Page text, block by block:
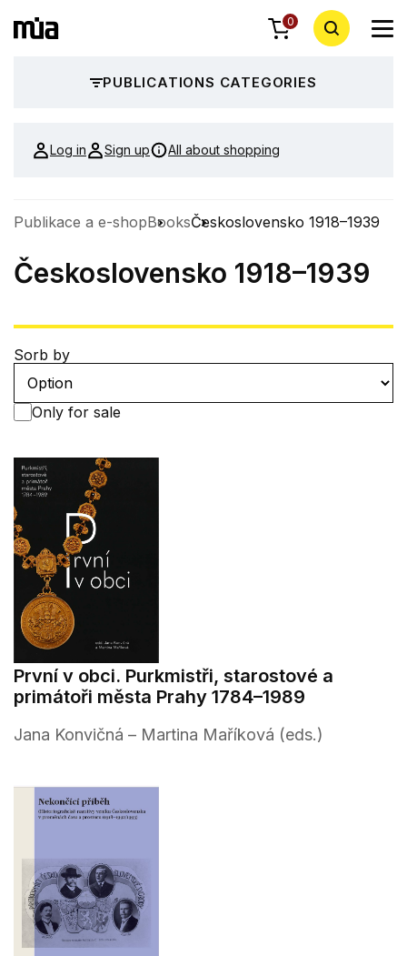
0
PUBLICATIONS CATEGORIES
Log in Sign up All about shopping
Publikace a e-shopBooksČeskoslovensko 1918–1939
Československo 1918–1939
Sorb by
Only for sale
První v obci. Purkmistři, starostové a
primátoři města Prahy 1784–1989
Jana Konvičná – Martina Maříková (eds.)